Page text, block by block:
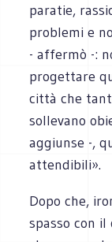
paratie,
problemi e
- affermò -:
progettare
città che
sollevano
aggiunse -,
attendibili».
Dopo che,
spasso con